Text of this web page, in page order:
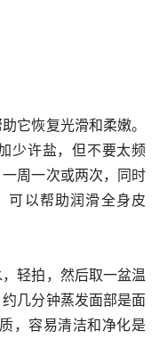
它恢复光滑和柔嫩。
少许盐，但不要太频
周一次或两次，同时
可以帮助润滑全身皮
轻拍，然后取一盆温
几分钟蒸发面部是面
，容易清洁和净化是